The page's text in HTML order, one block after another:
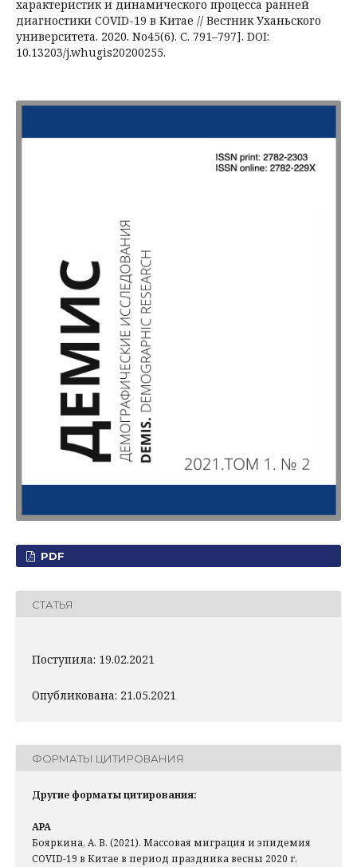
характеристик и динамического процесса ранней
диагностики COVID-19 в Китае // Вестник Уханьского
университета. 2020. No45(6). С. 791–797]. DOI:
10.13203/j.whugis20200255.
PDF
СТАТЬЯ
Поступила: 19.02.2021
Опубликована: 21.05.2021
ФОРМАТЫ ЦИТИРОВАНИЯ
Другие форматы цитирования:
APA
Бояркина, А. В. (2021). Массовая миграция и эпидемия
COVID-19 в Китае в период праздника весны 2020 г.